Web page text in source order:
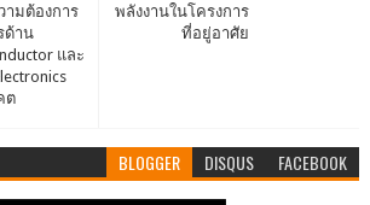
พลังงานในโครงการ
ที่อยู่อาศัย
ามต้องการ
ด้าน
และ
ต
BLOGGER DISQUS FACEBOOK